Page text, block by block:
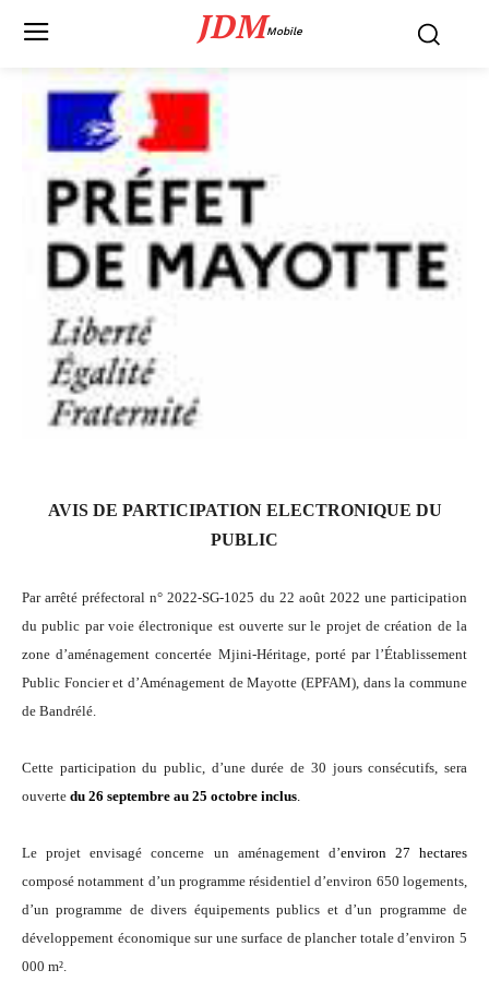
JDMMobile
AVIS DE PARTICIPATION ELECTRONIQUE DU
PUBLIC
Par arrêté préfectoral n° 2022-SG-1025 du 22 août 2022 une participation
du public par voie électronique est ouverte sur le projet de création de la
zone d’aménagement concertée Mjini-Héritage, porté par l’Établissement
Public Foncier et d’Aménagement de Mayotte (EPFAM), dans la commune
de Bandrélé.
Cette participation du public, d’une durée de 30 jours consécutifs, sera
ouverte du 26 septembre au 25 octobre inclus.
Le projet envisagé concerne un aménagement d’environ 27 hectares
composé notamment d’un programme résidentiel d’environ 650 logements,
d’un programme de divers équipements publics et d’un programme de
développement économique sur une surface de plancher totale d’environ 5
000 m².